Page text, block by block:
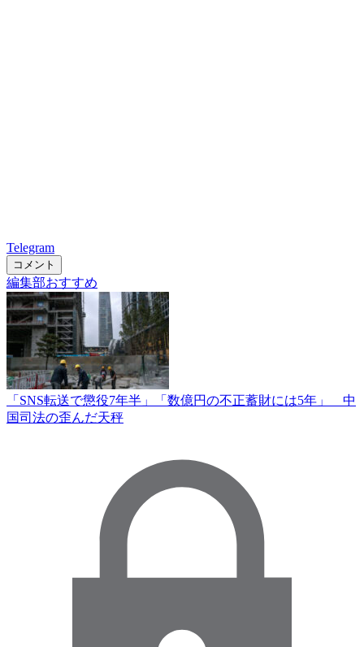
Telegram
コメント
編集部おすすめ
「SNS転送で懲役7年半」「数億円の不正蓄財には5年」 中
国司法の歪んだ天秤